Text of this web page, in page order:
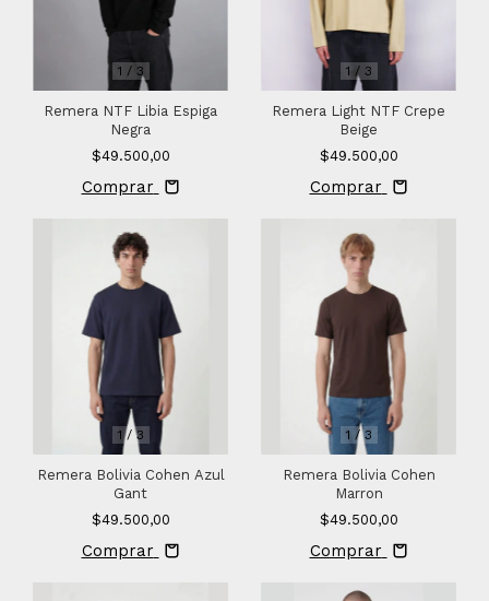
1 / 3
Remera NTF Libia Espiga
Negra
$49.500,00
Comprar
1 / 3
Remera Light NTF Crepe
Beige
$49.500,00
Comprar
1 /3
Remera Bolivia Cohen Azul
Gant
$49.500,00
Comprar
1 /3
Remera Bolivia Cohen
Marron
$49.500,00
Comprar